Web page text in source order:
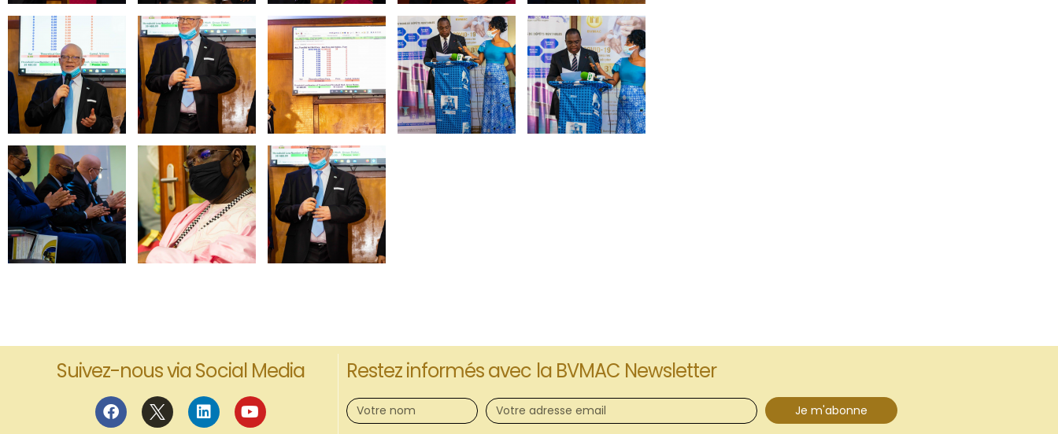
Suivez-nous via Social Media Restez informés avec la BVMAC Newsletter
Je m'abonne